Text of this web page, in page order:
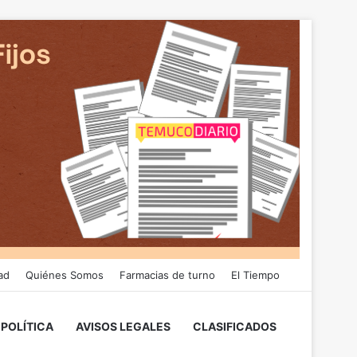
Quiénes Somos Farmacias de turno El Tiempo
POLÍTICA AVISOS LEGALES CLASIFICADOS